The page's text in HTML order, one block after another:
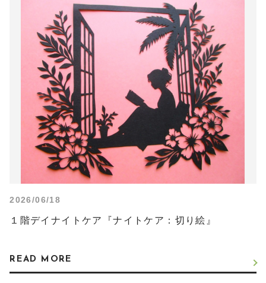
2026/06/18
１階デイナイトケア『ナイトケア：切り絵』
READ MORE